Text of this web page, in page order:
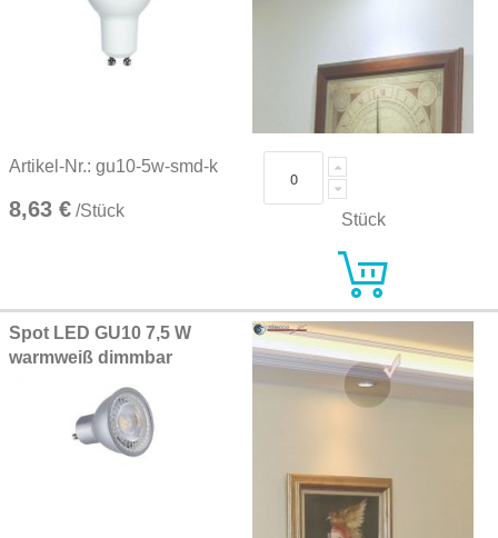
Artikel-Nr.: gu10-5w-smd-k
8,63 € /Stück Stück
Spot LED GU10 7,5 W
warmweiß dimmbar